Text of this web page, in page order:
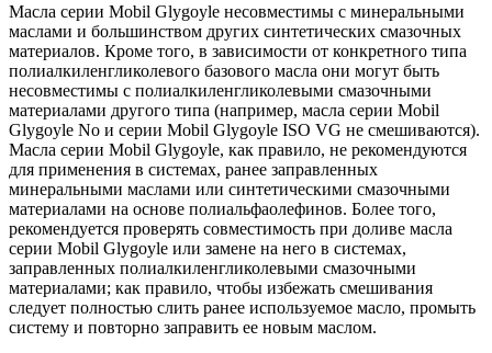
Масла серии Mobil Glygoyle несовместимы с минеральными
маслами и большинством других синтетических смазочных
материалов. Кроме того, в зависимости от конкретного типа
полиалкиленгликолевого базового масла они могут быть
несовместимы с полиалкиленгликолевыми смазочными
материалами другого типа (например, масла серии Mobil
Glygoyle No и серии Mobil Glygoyle ISO VG не смешиваются).
Масла серии Mobil Glygoyle, как правило, не рекомендуются
для применения в системах, ранее заправленных
минеральными маслами или синтетическими смазочными
материалами на основе полиальфаолефинов. Более того,
рекомендуется проверять совместимость при доливе масла
серии Mobil Glygoyle или замене на него в системах,
заправленных полиалкиленгликолевыми смазочными
материалами; как правило, чтобы избежать смешивания
следует полностью слить ранее используемое масло, промыть
систему и повторно заправить ее новым маслом.